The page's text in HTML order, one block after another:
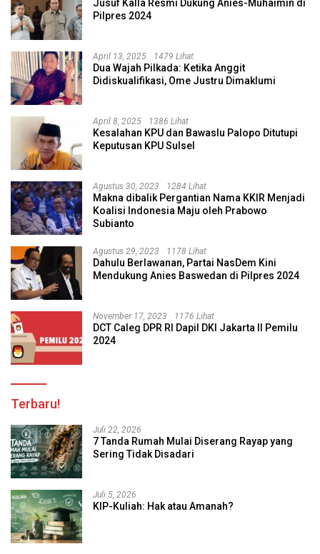
Jusuf Kalla Resmi Dukung Anies-Muhaimin di
Pilpres 2024
April 13, 2025 1479 Lihat
Dua Wajah Pilkada: Ketika Anggit
Didiskualifikasi, Ome Justru Dimaklumi
April 8, 2025 1386 Lihat
Kesalahan KPU dan Bawaslu Palopo Ditutupi
Keputusan KPU Sulsel
Agustus 30, 2023 1284 Lihat
Makna dibalik Pergantian Nama KKIR Menjadi
Koalisi Indonesia Maju oleh Prabowo
Subianto
Agustus 29, 2023 1178 Lihat
Dahulu Berlawanan, Partai NasDem Kini
Mendukung Anies Baswedan di Pilpres 2024
November 17, 2023 1176 Lihat
DCT Caleg DPR RI Dapil DKI Jakarta II Pemilu
2024
Terbaru!
Juli 22, 2026
7 Tanda Rumah Mulai Diserang Rayap yang
Sering Tidak Disadari
Juli 5, 2026
KIP-Kuliah: Hak atau Amanah?